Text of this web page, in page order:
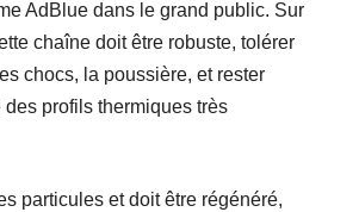
AdBlue dans le grand public. Sur
chaîne doit être robuste, tolérer
chocs, la poussière, et rester
profils thermiques très
particules et doit être régénéré,